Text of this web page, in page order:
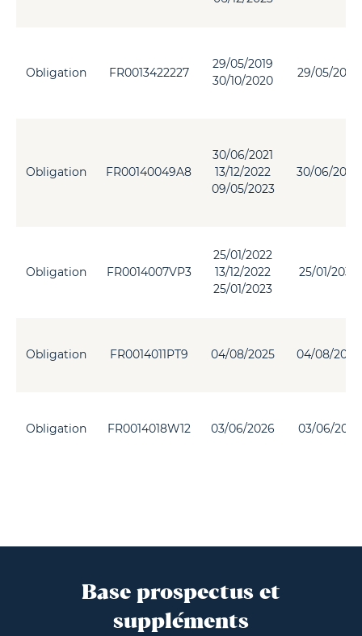
Obligation FR0013422227
29/05/2019
30/10/2020
29/05/2034
Obligation FR00140049A8
30/06/2021
13/12/2022
09/05/2023
30/06/2036
Obligation FR0014007VP3
25/01/2022
13/12/2022
25/01/2023
25/01/2033
Obligation FR0014011PT9 04/08/2025 04/08/2035
Obligation FR0014018W12 03/06/2026 03/06/2031
Base prospectus et
suppléments